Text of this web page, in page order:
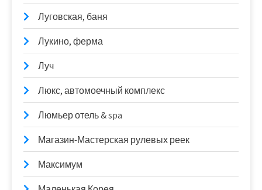
Луговская, баня
Лукино, ферма
Луч
Люкс, автомоечный комплекс
Люмьер отель & spa
Магазин-Мастерская рулевых реек
Максимум